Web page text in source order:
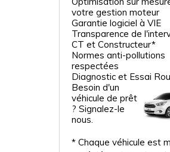
votre gestion moteur
Garantie logiciel à VIE
Transparence de
CT et Constructeur*
Normes anti-pollutions
respectées
Diagnostic et Essai
Besoin d'un
véhicule de prêt
? Signalez-le
nous.
* Chaque véhicule est